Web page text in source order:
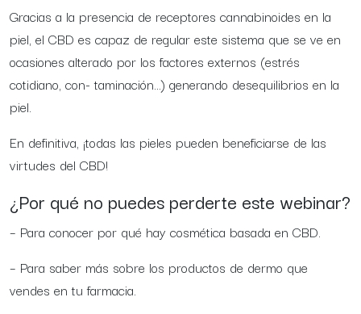
Gracias a la presencia de receptores cannabinoides en la
piel, el CBD es capaz de regular este sistema que se ve en
ocasiones alterado por los factores externos (estrés
cotidiano, con- taminación…) generando desequilibrios en la
piel.
En definitiva, ¡todas las pieles pueden beneficiarse de las
virtudes del CBD!
¿Por qué no puedes perderte este webinar?
– Para conocer por qué hay cosmética basada en CBD.
– Para saber más sobre los productos de dermo que
vendes en tu farmacia.